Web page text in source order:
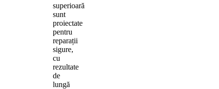
superioară
sunt
proiectate
pentru
reparații
sigure,
cu
rezultate
de
lungă